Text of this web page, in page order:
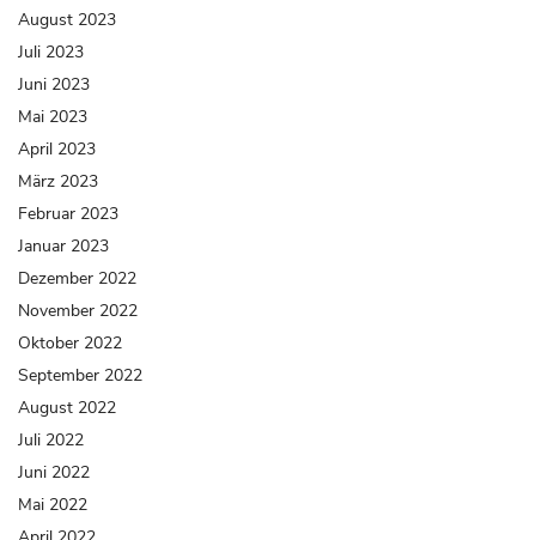
August 2023
Juli 2023
Juni 2023
Mai 2023
April 2023
März 2023
Februar 2023
Januar 2023
Dezember 2022
November 2022
Oktober 2022
September 2022
August 2022
Juli 2022
Juni 2022
Mai 2022